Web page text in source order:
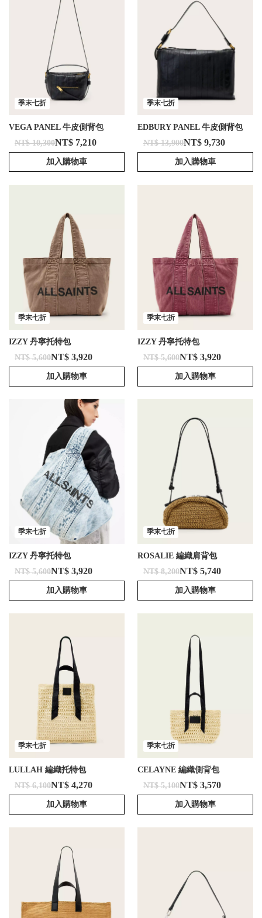
季末七折
VEGA PANEL 牛皮側背包
NT$ 10,300NT$ 7,210
加入購物車
季末七折
EDBURY PANEL 牛皮側背包
NT$ 13,900NT$ 9,730
加入購物車
季末七折
IZZY 丹寧托特包
NT$ 5,600NT$ 3,920
加入購物車
季末七折
IZZY 丹寧托特包
NT$ 5,600NT$ 3,920
加入購物車
季末七折
IZZY 丹寧托特包
NT$ 5,600NT$ 3,920
加入購物車
季末七折
ROSALIE 編織肩背包
NT$ 8,200NT$ 5,740
加入購物車
季末七折
LULLAH 編織托特包
NT$ 6,100NT$ 4,270
加入購物車
季末七折
CELAYNE 編織側背包
NT$ 5,100NT$ 3,570
加入購物車